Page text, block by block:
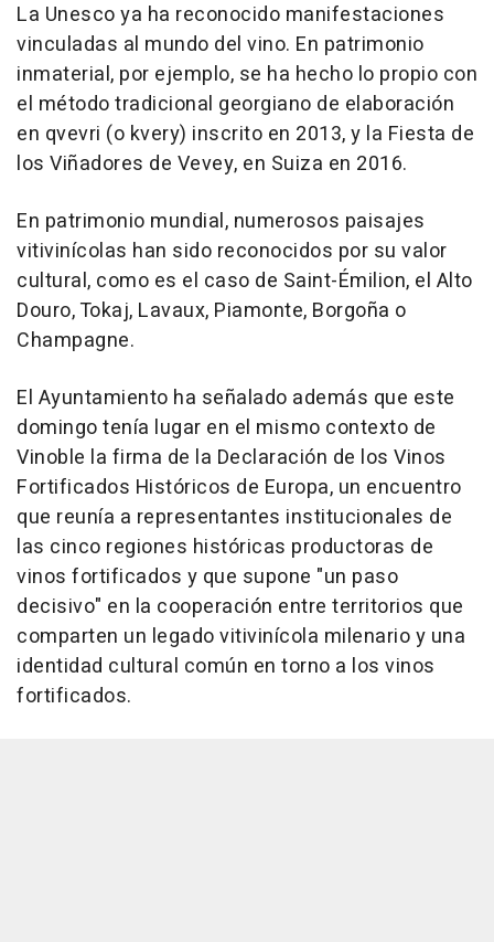
La Unesco ya ha reconocido manifestaciones
vinculadas al mundo del vino. En patrimonio
inmaterial, por ejemplo, se ha hecho lo propio con
el método tradicional georgiano de elaboración
en qvevri (o kvery) inscrito en 2013, y la Fiesta de
los Viñadores de Vevey, en Suiza en 2016.
En patrimonio mundial, numerosos paisajes
vitivinícolas han sido reconocidos por su valor
cultural, como es el caso de Saint-Émilion, el Alto
Douro, Tokaj, Lavaux, Piamonte, Borgoña o
Champagne.
El Ayuntamiento ha señalado además que este
domingo tenía lugar en el mismo contexto de
Vinoble la firma de la Declaración de los Vinos
Fortificados Históricos de Europa, un encuentro
que reunía a representantes institucionales de
las cinco regiones históricas productoras de
vinos fortificados y que supone "un paso
decisivo" en la cooperación entre territorios que
comparten un legado vitivinícola milenario y una
identidad cultural común en torno a los vinos
fortificados.